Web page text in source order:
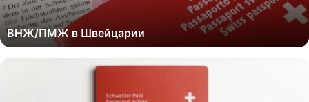
ВНЖ/ПМЖ в Швейцарии